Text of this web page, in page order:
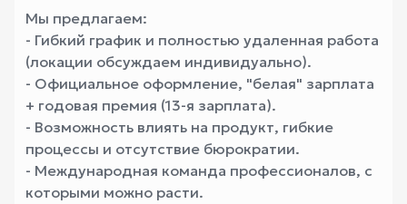
Мы предлагаем:
- Гибкий график и полностью удаленная работа
(локации обсуждаем индивидуально).
- Официальное оформление, "белая" зарплата
+ годовая премия (13-я зарплата).
- Возможность влиять на продукт, гибкие
процессы и отсутствие бюрократии.
- Международная команда профессионалов, с
которыми можно расти.